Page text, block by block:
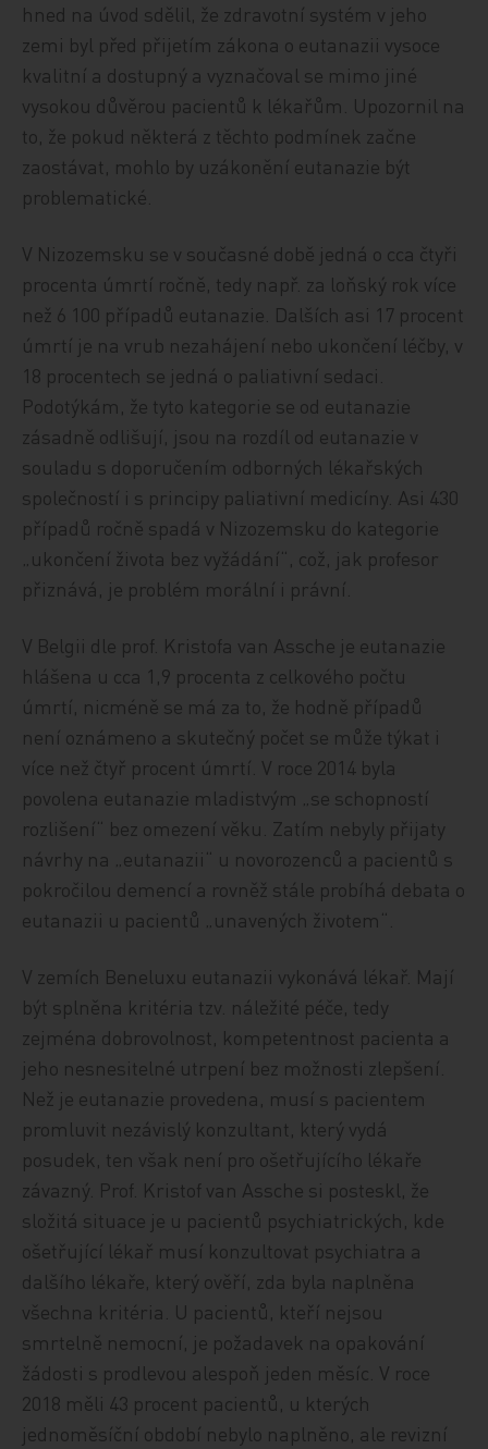
hned na úvod sdělil, že zdravotní systém v jeho
zemi byl před přijetím zákona o eutanazii vysoce
kvalitní a dostupný a vyznačoval se mimo jiné
vysokou důvěrou pacientů k lékařům. Upozornil na
to, že pokud některá z těchto podmínek začne
zaostávat, mohlo by uzákonění eutanazie být
problematické.
V Nizozemsku se v současné době jedná o cca čtyři
procenta úmrtí ročně, tedy např. za loňský rok více
než 6 100 případů eutanazie. Dalších asi 17 procent
úmrtí je na vrub nezahájení nebo ukončení léčby, v
18 procentech se jedná o paliativní sedaci.
Podotýkám, že tyto kategorie se od eutanazie
zásadně odlišují, jsou na rozdíl od eutanazie v
souladu s doporučením odborných lékařských
společností i s principy paliativní medicíny. Asi 430
případů ročně spadá v Nizozemsku do kategorie
„ukončení života bez vyžádání“, což, jak profesor
přiznává, je problém morální i právní.
V Belgii dle prof. Kristofa van Assche je eutanazie
hlášena u cca 1,9 procenta z celkového počtu
úmrtí, nicméně se má za to, že hodně případů
není oznámeno a skutečný počet se může týkat i
více než čtyř procent úmrtí. V roce 2014 byla
povolena eutanazie mladistvým „se schopností
rozlišení“ bez omezení věku. Zatím nebyly přijaty
návrhy na „eutanazii“ u novorozenců a pacientů s
pokročilou demencí a rovněž stále probíhá debata o
eutanazii u pacientů „unavených životem“.
V zemích Beneluxu eutanazii vykonává lékař. Mají
být splněna kritéria tzv. náležité péče, tedy
zejména dobrovolnost, kompetentnost pacienta a
jeho nesnesitelné utrpení bez možnosti zlepšení.
Než je eutanazie provedena, musí s pacientem
promluvit nezávislý konzultant, který vydá
posudek, ten však není pro ošetřujícího lékaře
závazný. Prof. Kristof van Assche si posteskl, že
složitá situace je u pacientů psychiatrických, kde
ošetřující lékař musí konzultovat psychiatra a
dalšího lékaře, který ověří, zda byla naplněna
všechna kritéria. U pacientů, kteří nejsou
smrtelně nemocní, je požadavek na opakování
žádosti s prodlevou alespoň jeden měsíc. V roce
2018 měli 43 procent pacientů, u kterých
jednoměsíční období nebylo naplněno, ale revizní